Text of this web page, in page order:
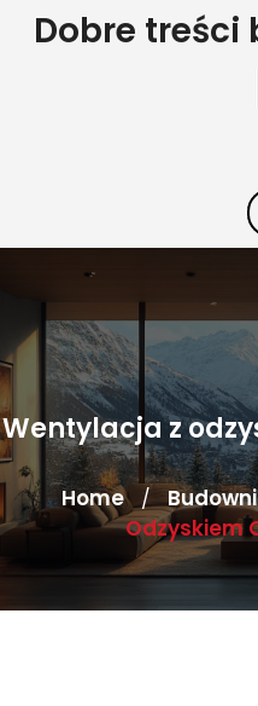
SkipDobre treści
Wentylacja z
Home /
Odzyskiem